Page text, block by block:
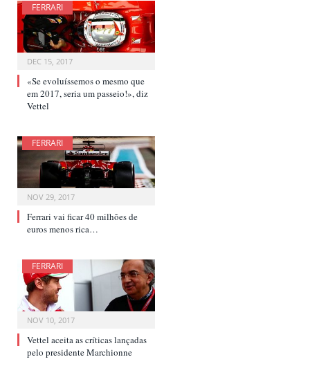
FERRARI
DEC 15, 2017
«Se evoluíssemos o mesmo que
em 2017, seria um passeio!», diz
Vettel
FERRARI
NOV 29, 2017
Ferrari vai ficar 40 milhões de
euros menos rica…
FERRARI
NOV 10, 2017
Vettel aceita as críticas lançadas
pelo presidente Marchionne